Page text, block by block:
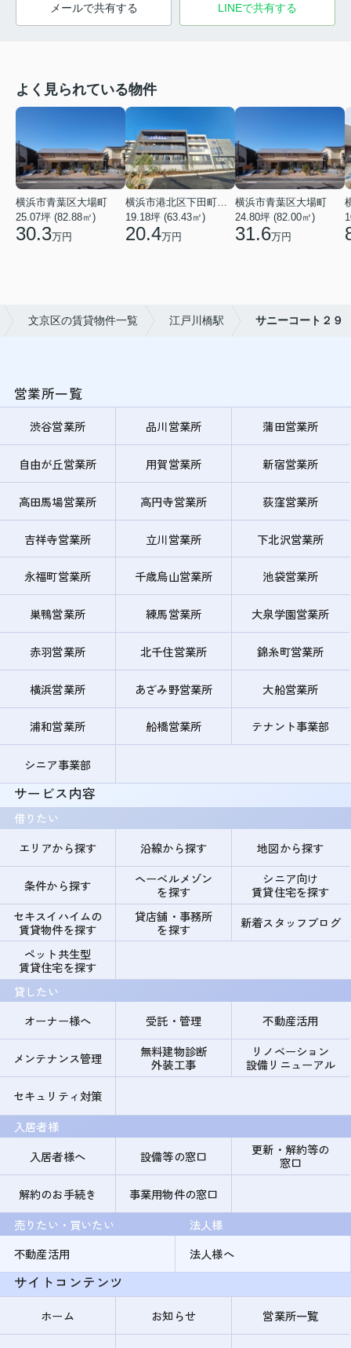
メールで共有する LINEで共有する
よく見られている物件
横浜市青葉区大場町
25.07坪 (82.88㎡)
30.3万円
19.18坪 (63.43㎡)
20.4万円
横浜市青葉区大場町
24.80坪 (82.00㎡)
31.6万円
文京区の賃貸物件一覧 江戸川橋駅 サニーコート２９
営業所一覧
渋谷営業所 品川営業所 蒲田営業所
自由が丘営業所 用賀営業所 新宿営業所
高田馬場営業所 高円寺営業所 荻窪営業所
吉祥寺営業所 立川営業所 下北沢営業所
永福町営業所 千歳烏山営業所 池袋営業所
巣鴨営業所 練馬営業所 大泉学園営業所
赤羽営業所 北千住営業所 錦糸町営業所
横浜営業所 あざみ野営業所 大船営業所
浦和営業所 船橋営業所 テナント事業部
シニア事業部
サービス内容
借りたい
エリアから探す
沿線から探す 地図から探す
条件から探す
ヘーベルメゾン
を探す
シニア向け
賃貸住宅を探す
セキスイハイムの
賃貸物件を探す
貸店舗・事務所
を探す
新着スタッフブログ
ペット共生型
賃貸住宅を探す
貸したい
オーナー様へ
受託・管理 不動産活用
メンテナンス管理
無料建物診断
外装工事
リノベーション
設備リニューアル
セキュリティ対策
入居者様
入居者様へ
設備等の窓口
更新・解約等の
窓口
解約のお手続き
事業用物件の窓口
売りたい・買いたい
不動産活用
法人様
法人様へ
サイトコンテンツ
ホーム お知らせ 営業所一覧